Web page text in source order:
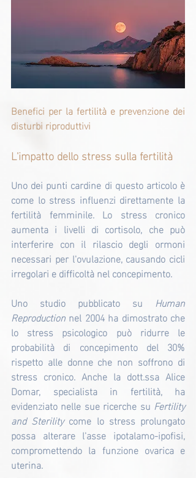
Benefici per la fertilità e prevenzione dei
disturbi riproduttivi
L'impatto dello stress sulla fertilità
Uno dei punti cardine di questo articolo è
come lo stress influenzi direttamente la
fertilità femminile. Lo stress cronico
aumenta i livelli di cortisolo, che può
interferire con il rilascio degli ormoni
necessari per l'ovulazione, causando cicli
irregolari e difficoltà nel concepimento.
Uno studio pubblicato su Human
Reproduction nel 2004 ha dimostrato che
lo stress psicologico può ridurre le
probabilità di concepimento del 30%
rispetto alle donne che non soffrono di
stress cronico. Anche la dott.ssa Alice
Domar, specialista in fertilità, ha
evidenziato nelle sue ricerche su Fertility
and Sterility come lo stress prolungato
possa alterare l'asse ipotalamo-ipofisi,
compromettendo la funzione ovarica e
uterina.